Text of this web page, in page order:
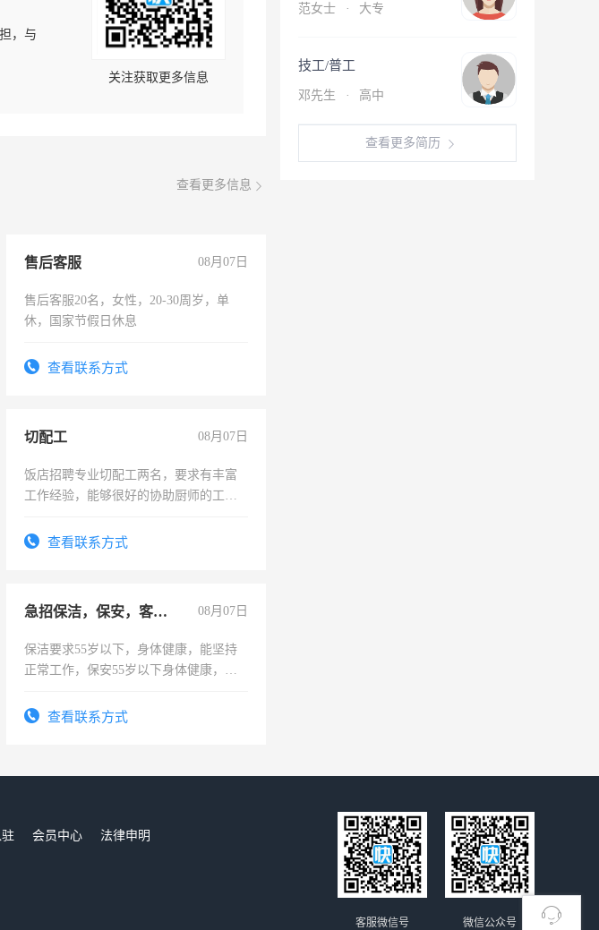
，与
关注获取更多信息
查看更多信息
售后客服 08月07日
售后客服20名，女性，20-30周岁，单
休，国家节假日休息
查看联系方式
切配工 08月07日
饭店招聘专业切配工两名，要求有丰富
工作经验，能够很好的协助厨师的工
4500。查看联系方式
急招保洁，保安，客服，工程 08月07日
保洁要求55岁以下，身体健康，能坚持
正常工作，保安55岁以下身体健康，有
录，客服要求45岁以下高中以上文化，
查看联系方式
范女士 · 大专
技工/普工
邓先生 · 高中
查看更多简历
会员中心
法律申明
微信公众号
客服微信号